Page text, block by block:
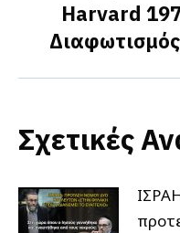
Harvard
Σχετικές